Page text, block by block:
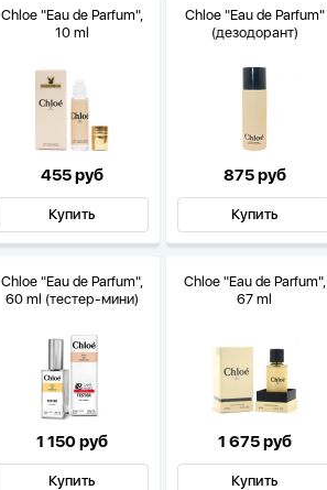
Chloe "Eau de Parfum",
10 ml
455 руб
Купить
Chloe "Eau de Parfum"
(дезодорант)
875 руб
Купить
Chloe "Eau de Parfum",
60 ml (тестер-мини)
1 150 руб
Купить
Chloe "Eau de Parfum",
67 ml
1 675 руб
Купить